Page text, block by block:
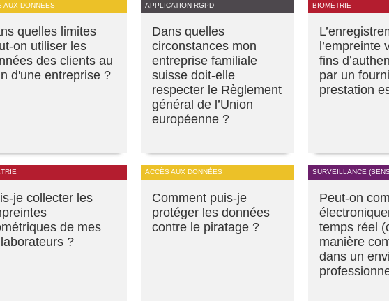
AUX DONNÉES
quelles limites
on utiliser les
des clients au
d'une entreprise ?
APPLICATION RGPD
Dans quelles
circonstances mon
entreprise familiale
suisse doit-elle
respecter le Règlement
général de l’Union
européenne ?
BIOMÉTRIE
l’empreinte
fins
par un
prestation
je collecter les
de mes
?
ACCÈS AUX DONNÉES
Comment puis-je
protéger les données
contre le piratage ?
SURVEILLANCE
Peut-on
temps réel
manière
dans un